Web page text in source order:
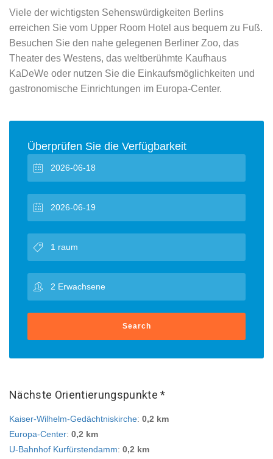
Viele der wichtigsten Sehenswürdigkeiten Berlins
erreichen Sie vom Upper Room Hotel aus bequem zu Fuß.
Besuchen Sie den nahe gelegenen Berliner Zoo, das
Theater des Westens, das weltberühmte Kaufhaus
KaDeWe oder nutzen Sie die Einkaufsmöglichkeiten und
gastronomische Einrichtungen im Europa-Center.
Überprüfen Sie die Verfügbarkeit
Search
Nächste Orientierungspunkte *
Kaiser-Wilhelm-Gedächtniskirche: 0,2 km
Europa-Center: 0,2 km
U-Bahnhof Kurfürstendamm: 0,2 km